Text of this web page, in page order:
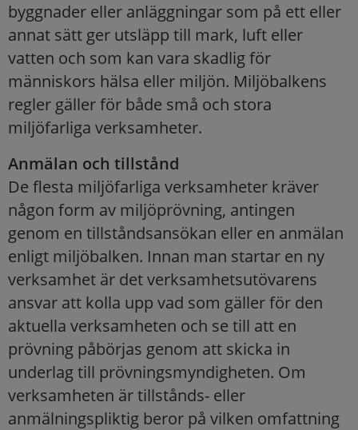
byggnader eller anläggningar som på ett eller
annat sätt ger utsläpp till mark, luft eller
vatten och som kan vara skadlig för
människors hälsa eller miljön. Miljöbalkens
regler gäller för både små och stora
miljöfarliga verksamheter.
Anmälan och tillstånd
De flesta miljöfarliga verksamheter kräver
någon form av miljöprövning, antingen
genom en tillståndsansökan eller en anmälan
enligt miljöbalken. Innan man startar en ny
verksamhet är det verksamhetsutövarens
ansvar att kolla upp vad som gäller för den
aktuella verksamheten och se till att en
prövning påbörjas genom att skicka in
underlag till prövningsmyndigheten. Om
verksamheten är tillstånds- eller
anmälningspliktig beror på vilken omfattning